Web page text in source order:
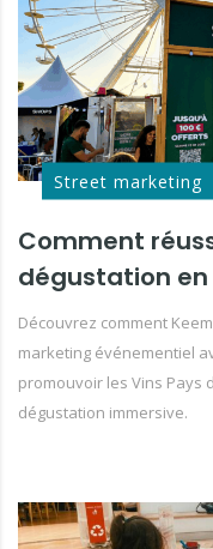
Street marketing
Comment
dégustation
Découvrez comment
marketing événementiel
promouvoir les Vins Pays
dégustation immersive.